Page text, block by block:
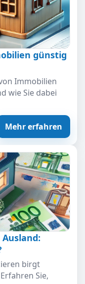
günstig
Immobilien
wie Sie dabei
Mehr erfahren
birgt
Sie,